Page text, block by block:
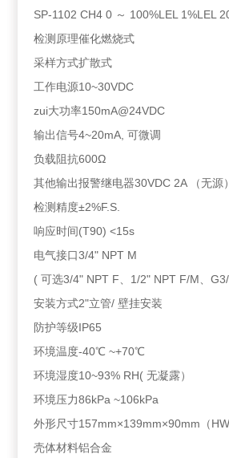
SP-1102 CH4 0 ～ 100%LEL 1%LEL
检测原理催化燃烧式
采样方式扩散式
工作电源10~30VDC
zui大功率150mA@24VDC
输出信号4~20mA, 可微调
负载阻抗600Ω
其他输出报警继电器30VDC 2A （无源）
检测精度±2%F.S.
响应时间(T90) <15s
电气接口3/4" NPT M
( 可选3/4" NPT F、1/2" NPT F/M、G3/
安装方式2"立管/ 壁挂安装
防护等级IP65
环境温度-40℃ ~+70℃
环境湿度10~93% RH( 无凝露）
环境压力86kPa ~106kPa
外形尺寸157mm×139mm×90mm（
壳体材料铝合金